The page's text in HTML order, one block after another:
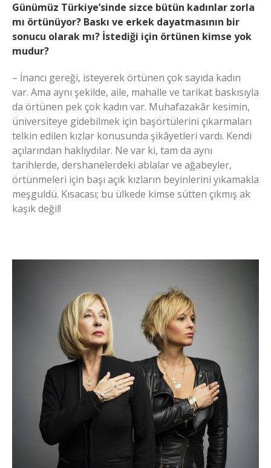
Günümüz Türkiye’sinde sizce bütün kadınlar zorla
mı örtünüyor? Baskı ve erkek dayatmasının bir
sonucu olarak mı? İstediği için örtünen kimse yok
mudur?
– İnancı gereği, isteyerek örtünen çok sayıda kadın
var. Ama aynı şekilde, aile, mahalle ve tarikat baskısıyla
da örtünen pek çok kadın var. Muhafazakâr kesimin,
üniversiteye gidebilmek için başörtülerini çıkarmaları
telkin edilen kızlar konusunda şikâyetleri vardı. Kendi
açılarından haklıydılar. Ne var ki, tam da aynı
tarihlerde, dershanelerdeki ablalar ve ağabeyler,
örtünmeleri için başı açık kızların beyinlerini yıkamakla
meşguldü. Kısacası; bu ülkede kimse sütten çıkmış ak
kaşık değil!